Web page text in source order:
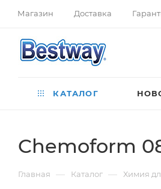
Магазин Доставка
КАТАЛОГ
Chemoform
Главная — Каталог — Химия